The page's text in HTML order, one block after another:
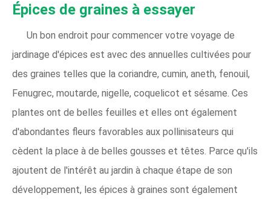
Épices de graines à essayer
Un bon endroit pour commencer votre voyage de
jardinage d'épices est avec des annuelles cultivées pour
des graines telles que la coriandre, cumin, aneth, fenouil,
Fenugrec, moutarde, nigelle, coquelicot et sésame. Ces
plantes ont de belles feuilles et elles ont également
d'abondantes fleurs favorables aux pollinisateurs qui
cèdent la place à de belles gousses et têtes. Parce qu'ils
ajoutent de l'intérêt au jardin à chaque étape de son
développement, les épices à graines sont également